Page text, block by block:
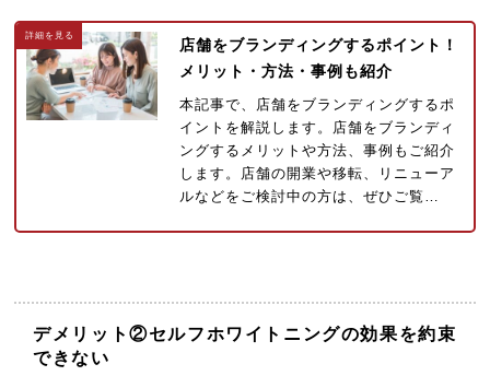
店舗をブランディングするポイント！
メリット・方法・事例も紹介
本記事で、店舗をブランディングするポ
イントを解説します。店舗をブランディ
ングするメリットや方法、事例もご紹介
します。店舗の開業や移転、リニューア
ルなどをご検討中の方は、ぜひご覧…
デメリット②セルフホワイトニングの効果を約束
できない